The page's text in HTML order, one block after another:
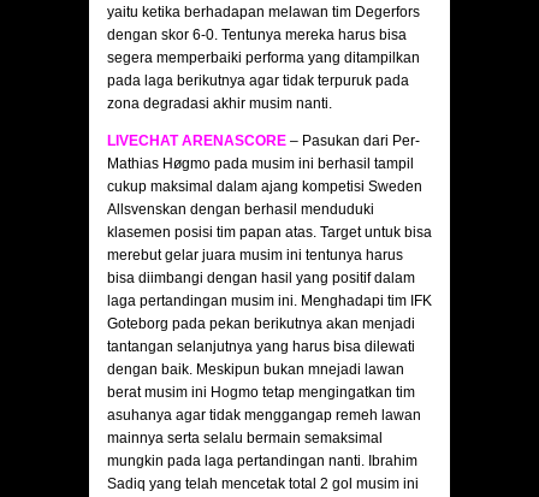
yaitu ketika berhadapan melawan tim Degerfors
dengan skor 6-0. Tentunya mereka harus bisa
segera memperbaiki performa yang ditampilkan
pada laga berikutnya agar tidak terpuruk pada
zona degradasi akhir musim nanti.
LIVECHAT ARENASCORE – Pasukan dari Per-
Mathias Høgmo pada musim ini berhasil tampil
cukup maksimal dalam ajang kompetisi Sweden
Allsvenskan dengan berhasil menduduki
klasemen posisi tim papan atas. Target untuk bisa
merebut gelar juara musim ini tentunya harus
bisa diimbangi dengan hasil yang positif dalam
laga pertandingan musim ini. Menghadapi tim IFK
Goteborg pada pekan berikutnya akan menjadi
tantangan selanjutnya yang harus bisa dilewati
dengan baik. Meskipun bukan mnejadi lawan
berat musim ini Hogmo tetap mengingatkan tim
asuhanya agar tidak menggangap remeh lawan
mainnya serta selalu bermain semaksimal
mungkin pada laga pertandingan nanti. Ibrahim
Sadiq yang telah mencetak total 2 gol musim ini